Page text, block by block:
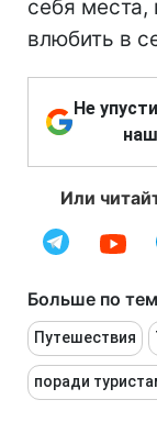
себя места,
влюбить в
Не
Или
Больше по
Путешествия
поради